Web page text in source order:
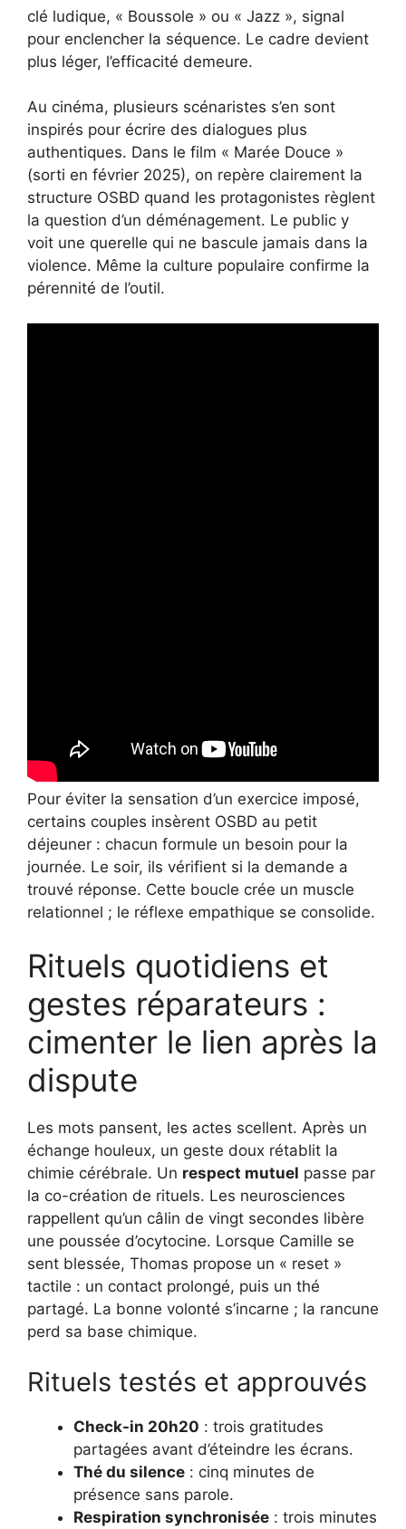
clé ludique, « Boussole » ou « Jazz », signal
pour enclencher la séquence. Le cadre devient
plus léger, l’efficacité demeure.
Au cinéma, plusieurs scénaristes s’en sont
inspirés pour écrire des dialogues plus
authentiques. Dans le film « Marée Douce »
(sorti en février 2025), on repère clairement la
structure OSBD quand les protagonistes règlent
la question d’un déménagement. Le public y
voit une querelle qui ne bascule jamais dans la
violence. Même la culture populaire confirme la
pérennité de l’outil.
Pour éviter la sensation d’un exercice imposé,
certains couples insèrent OSBD au petit
déjeuner : chacun formule un besoin pour la
journée. Le soir, ils vérifient si la demande a
trouvé réponse. Cette boucle crée un muscle
relationnel ; le réflexe empathique se consolide.
Rituels quotidiens et
gestes réparateurs :
cimenter le lien après la
dispute
Les mots pansent, les actes scellent. Après un
échange houleux, un geste doux rétablit la
chimie cérébrale. Un respect mutuel passe par
la co-création de rituels. Les neurosciences
rappellent qu’un câlin de vingt secondes libère
une poussée d’ocytocine. Lorsque Camille se
sent blessée, Thomas propose un « reset »
tactile : un contact prolongé, puis un thé
partagé. La bonne volonté s’incarne ; la rancune
perd sa base chimique.
Rituels testés et approuvés
Check-in 20h20 : trois gratitudes
partagées avant d’éteindre les écrans.
Thé du silence : cinq minutes de
présence sans parole.
Respiration synchronisée : trois minutes